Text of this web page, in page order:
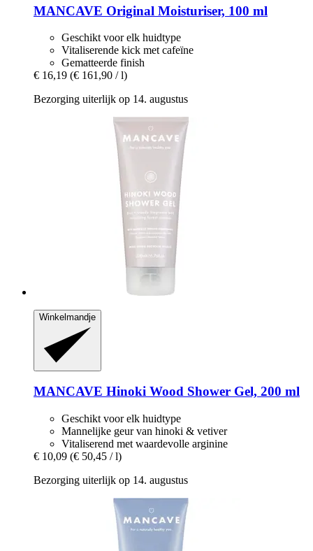
MANCAVE Original Moisturiser, 100 ml
Geschikt voor elk huidtype
Vitaliserende kick met cafeïne
Gematteerde finish
€ 16,19 (€ 161,90 / l)
Bezorging uiterlijk op 14. augustus
Winkelmandje
MANCAVE Hinoki Wood Shower Gel, 200 ml
Geschikt voor elk huidtype
Mannelijke geur van hinoki & vetiver
Vitaliserend met waardevolle arginine
€ 10,09 (€ 50,45 / l)
Bezorging uiterlijk op 14. augustus